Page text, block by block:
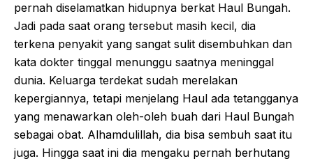
pernah diselamatkan hidupnya berkat Haul Bungah.
Jadi pada saat orang tersebut masih kecil, dia
terkena penyakit yang sangat sulit disembuhkan dan
kata dokter tinggal menunggu saatnya meninggal
dunia. Keluarga terdekat sudah merelakan
kepergiannya, tetapi menjelang Haul ada tetangganya
yang menawarkan oleh-oleh buah dari Haul Bungah
sebagai obat. Alhamdulillah, dia bisa sembuh saat itu
juga. Hingga saat ini dia mengaku pernah berhutang